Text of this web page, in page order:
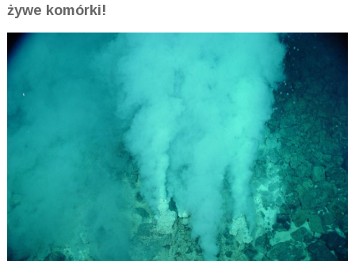
żywe komórki!
KONTAKT